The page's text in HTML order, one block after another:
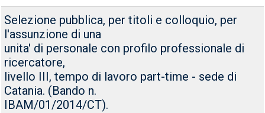
Selezione pubblica, per titoli e colloquio, per
l'assunzione di una
unita' di personale con profilo professionale di
ricercatore,
livello III, tempo di lavoro part-time - sede di
Catania. (Bando n.
IBAM/01/2014/CT).